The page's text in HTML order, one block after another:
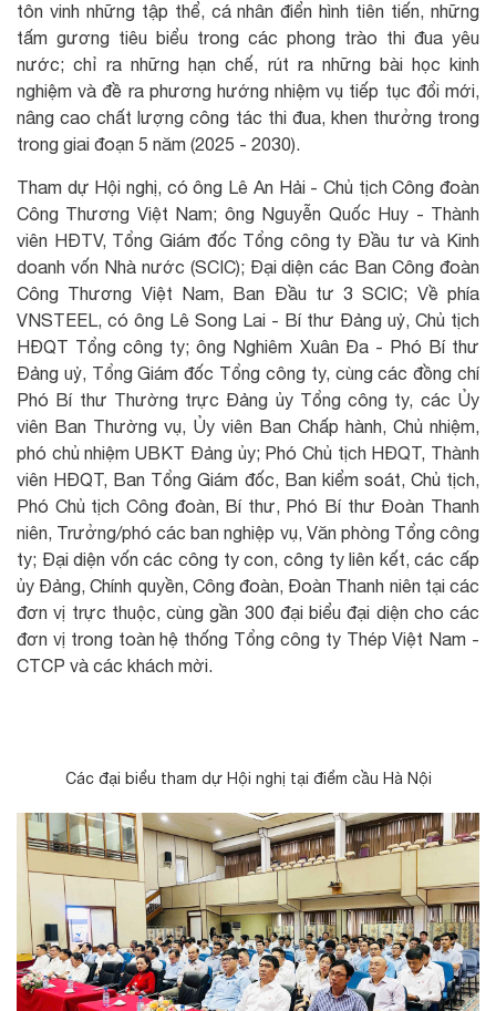
tôn vinh những tập thể, cá nhân điển hình tiên tiến, những
tấm gương tiêu biểu trong các phong trào thi đua yêu
nước; chỉ ra những hạn chế, rút ra những bài học kinh
nghiệm và đề ra phương hướng nhiệm vụ tiếp tục đổi mới,
nâng cao chất lượng công tác thi đua, khen thưởng trong
trong giai đoạn 5 năm (2025 - 2030).
Tham dự Hội nghị, có ông Lê An Hải - Chủ tịch Công đoàn
Công Thương Việt Nam; ông Nguyễn Quốc Huy - Thành
viên HĐTV, Tổng Giám đốc Tổng công ty Đầu tư và Kinh
doanh vốn Nhà nước (SCIC); Đại diện các Ban Công đoàn
Công Thương Việt Nam, Ban Đầu tư 3 SCIC; Về phía
VNSTEEL, có ông Lê Song Lai - Bí thư Đảng uỷ, Chủ tịch
HĐQT Tổng công ty; ông Nghiêm Xuân Đa - Phó Bí thư
Đảng uỷ, Tổng Giám đốc Tổng công ty, cùng các đồng chí
Phó Bí thư Thường trực Đảng ủy Tổng công ty, các Ủy
viên Ban Thường vụ, Ủy viên Ban Chấp hành, Chủ nhiệm,
phó chủ nhiệm UBKT Đảng ủy; Phó Chủ tịch HĐQT, Thành
viên HĐQT, Ban Tổng Giám đốc, Ban kiểm soát, Chủ tịch,
Phó Chủ tịch Công đoàn, Bí thư, Phó Bí thư Đoàn Thanh
niên, Trưởng/phó các ban nghiệp vụ, Văn phòng Tổng công
ty; Đại diện vốn các công ty con, công ty liên kết, các cấp
ủy Đảng, Chính quyền, Công đoàn, Đoàn Thanh niên tại các
đơn vị trực thuộc, cùng gần 300 đại biểu đại diện cho các
đơn vị trong toàn hệ thống Tổng công ty Thép Việt Nam -
CTCP và các khách mời.
Các đại biểu tham dự Hội nghị tại điểm cầu Hà Nội